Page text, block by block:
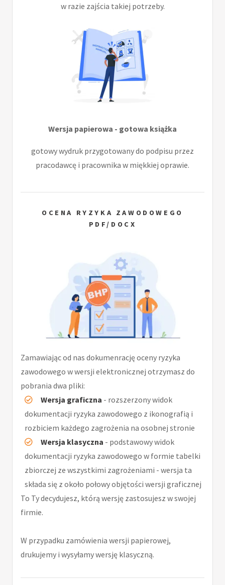
w razie zajścia takiej potrzeby.
Wersja papierowa - gotowa książka
gotowy wydruk przygotowany do podpisu przez
pracodawcę i pracownika w miękkiej oprawie.
OCENA RYZYKA ZAWODOWEGO
PDF/DOCX
Zamawiając od nas dokumenrację oceny ryzyka
zawodowego w wersji elektronicznej otrzymasz do
pobrania dwa pliki:
Wersja graficzna - rozszerzony widok
dokumentacji ryzyka zawodowego z ikonografią i
rozbiciem każdego zagrożenia na osobnej stronie
Wersja klasyczna - podstawowy widok
dokumentacji ryzyka zawodowego w formie tabelki
zbiorczej ze wszystkimi zagrożeniami - wersja ta
składa się z około połowy objętości wersji graficznej
To Ty decydujesz, którą wersję zastosujesz w swojej
firmie.
W przypadku zamówienia wersji papierowej,
drukujemy i wysyłamy wersję klasyczną.